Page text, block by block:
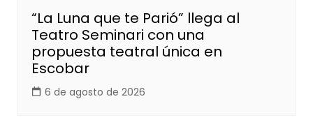
“La Luna que te Parió” llega al
Teatro Seminari con una
propuesta teatral única en
Escobar
6 de agosto de 2026